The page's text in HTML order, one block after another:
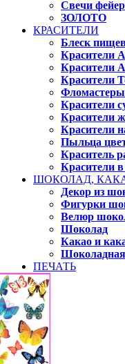
Свечи
ЗОЛОТО
КРАСИТЕЛИ
Блеск
Красители
Красители
Красители
Красители
Красители
Красители
Пыльца
Краситель
Красители
ШОКОЛАД,
Декор из
Фигурки
Велюр
Шоколад
Какао и
Шоколадная
ПЕЧАТЬ